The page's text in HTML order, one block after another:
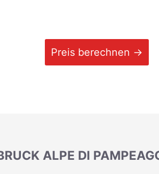
Preis berechnen →
ALPE DI